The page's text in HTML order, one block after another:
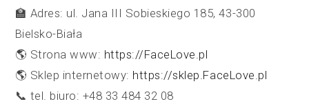
🏫 Adres: ul. Jana III Sobieskiego 185, 43-300
Bielsko-Biała
🌎 Strona www: https://FaceLove.pl
🌎 Sklep internetowy: https://sklep.FaceLove.pl
📞 tel. biuro: +48 33 484 32 08